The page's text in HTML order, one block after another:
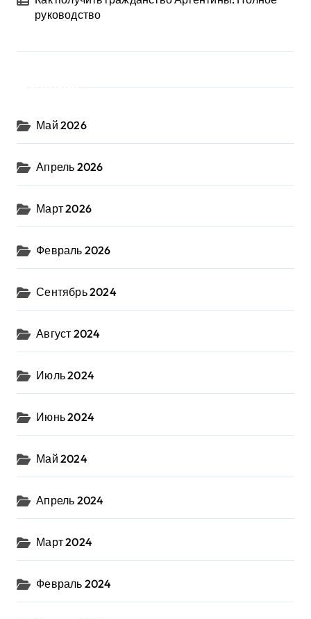
руководство
Май 2026
Апрель 2026
Март 2026
Февраль 2026
Сентябрь 2024
Август 2024
Июль 2024
Июнь 2024
Май 2024
Апрель 2024
Март 2024
Февраль 2024